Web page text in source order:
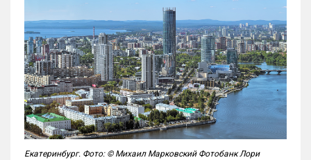
Екатеринбург. Фото: © Михаил Марковский Фотобанк Лори